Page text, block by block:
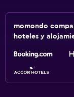
momondo
hoteles y